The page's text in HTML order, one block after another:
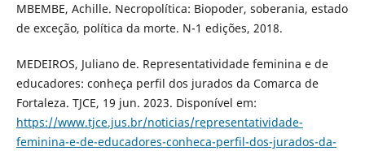
MBEMBE, Achille. Necropolítica: Biopoder, soberania, estado
de exceção, política da morte. N-1 edições, 2018.
MEDEIROS, Juliano de. Representatividade feminina e de
educadores: conheça perfil dos jurados da Comarca de
Fortaleza. TJCE, 19 jun. 2023. Disponível em:
https://www.tjce.jus.br/noticias/representatividade-
feminina-e-de-educadores-conheca-perfil-dos-jurados-da-